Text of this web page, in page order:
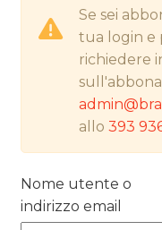
ESTERNA
RADIO / AUDIO
Se sei
tua login e
richiedere
allo393
Nome utente o
indirizzo email